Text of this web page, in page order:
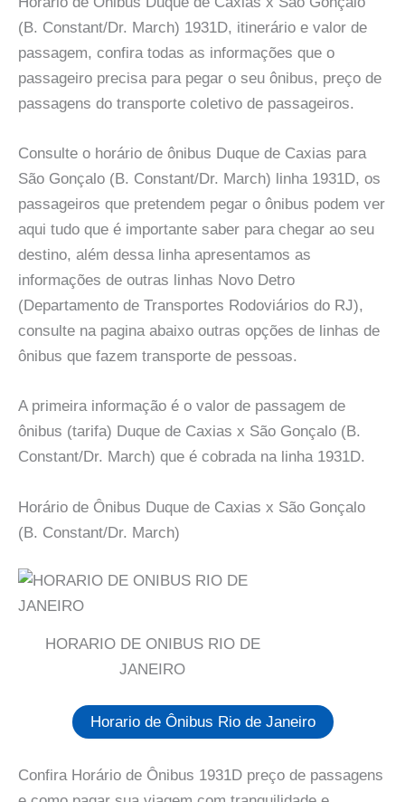
(B. Constant/Dr. March) 1931D, itinerário e valor de
passagem, confira todas as informações que o
passageiro precisa para pegar o seu ônibus, preço de
passagens do transporte coletivo de passageiros.
Consulte o horário de ônibus Duque de Caxias para
São Gonçalo (B. Constant/Dr. March) linha 1931D, os
passageiros que pretendem pegar o ônibus podem ver
aqui tudo que é importante saber para chegar ao seu
destino, além dessa linha apresentamos as
informações de outras linhas Novo Detro
(Departamento de Transportes Rodoviários do RJ),
consulte na pagina abaixo outras opções de linhas de
ônibus que fazem transporte de pessoas.
A primeira informação é o valor de passagem de
ônibus (tarifa) Duque de Caxias x São Gonçalo (B.
Constant/Dr. March) que é cobrada na linha 1931D.
Horário de Ônibus Duque de Caxias x São Gonçalo
(B. Constant/Dr. March)
HORARIO DE ONIBUS RIO DE
JANEIRO
Horario de Ônibus Rio de Janeiro
Confira Horário de Ônibus 1931D preço de passagens